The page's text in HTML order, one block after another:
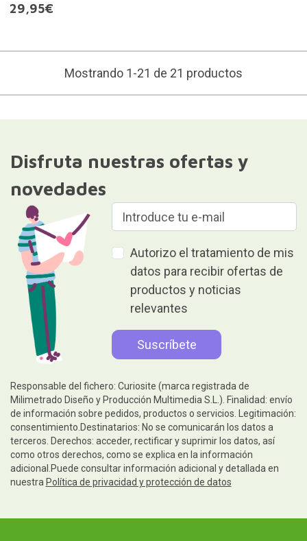
29,95€
Mostrando 1-21 de 21 productos
Disfruta nuestras ofertas y
novedades
Autorizo el tratamiento de mis
datos para recibir ofertas de
productos y noticias
relevantes
Responsable del fichero: Curiosite (marca registrada de
Milimetrado Diseño y Producción Multimedia S.L.). Finalidad: envío
de información sobre pedidos, productos o servicios. Legitimación:
consentimiento.Destinatarios: No se comunicarán los datos a
terceros. Derechos: acceder, rectificar y suprimir los datos, así
como otros derechos, como se explica en la información
adicional.Puede consultar información adicional y detallada en
nuestra Política de privacidad y protección de datos